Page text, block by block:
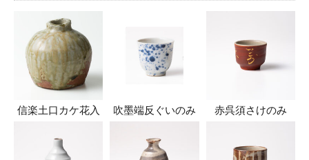
信楽土口カケ花入 吹墨端反ぐいのみ 赤呉須さけのみ